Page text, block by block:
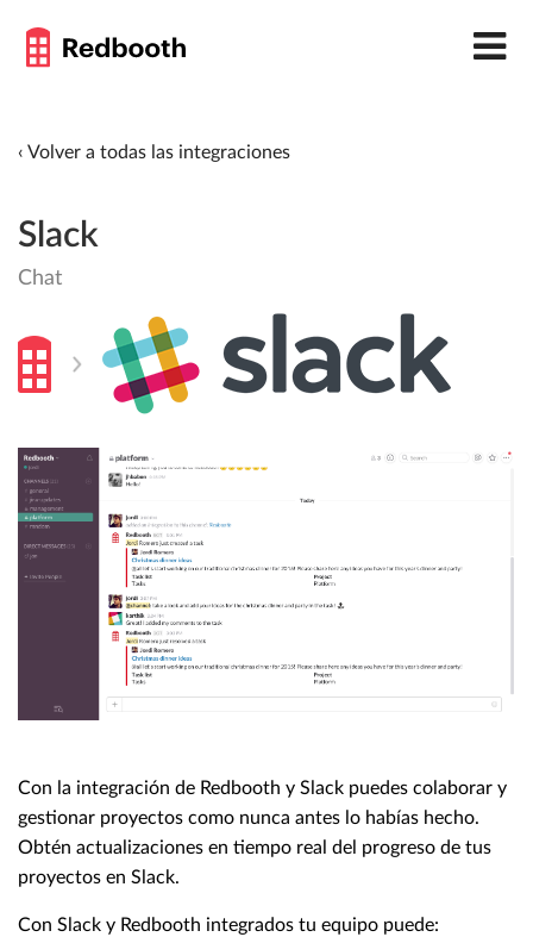
‹ Volver a todas las integraciones
Slack
Chat
Con la integración de Redbooth y Slack puedes colaborar y
gestionar proyectos como nunca antes lo habías hecho.
Obtén actualizaciones en tiempo real del progreso de tus
proyectos en Slack.
Con Slack y Redbooth integrados tu equipo puede: